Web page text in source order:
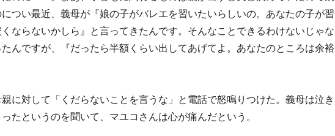
つい最近、義母が『娘の子がバレエを習いたいらしいの。あなたの子が習
ならないかしら』と言ってきたんです。そんなことできるわけないじゃな
んですが、『だったら半額くらい出してあげてよ。あなたのところは余裕
に対して「くだらないことを言うな」と電話で怒鳴りつけた。義母は泣き
たというのを聞いて、マユコさんは心が痛んだという。